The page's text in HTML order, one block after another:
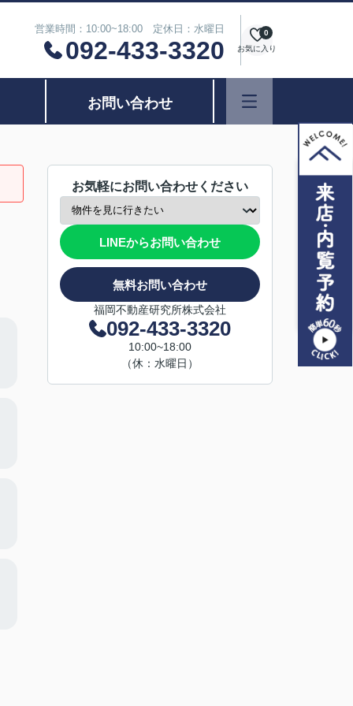
営業時間：10:00~18:00 定休日：水曜日
092-433-3320 お気に入り
0
お問い合わせ
お気軽にお問い合わせください
LINEからお問い合わせ
無料お問い合わせ
福岡不動産研究所株式会社
092-433-3320
10:00~18:00
（休：水曜日）